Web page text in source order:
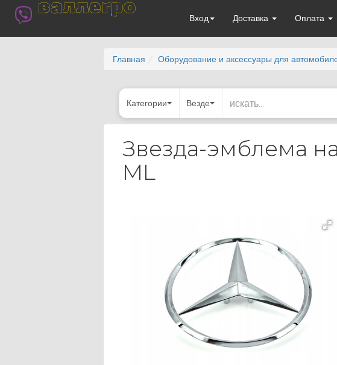
валлегро
Вход Доставка Оплата
Главная Оборудование и аксессуары для
Категории Везде
Звезда-эмблема
ML